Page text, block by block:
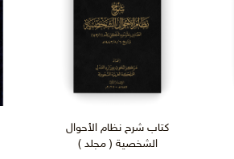
كتاب شرح نظام الأحوال
الشخصية ( مجلد )